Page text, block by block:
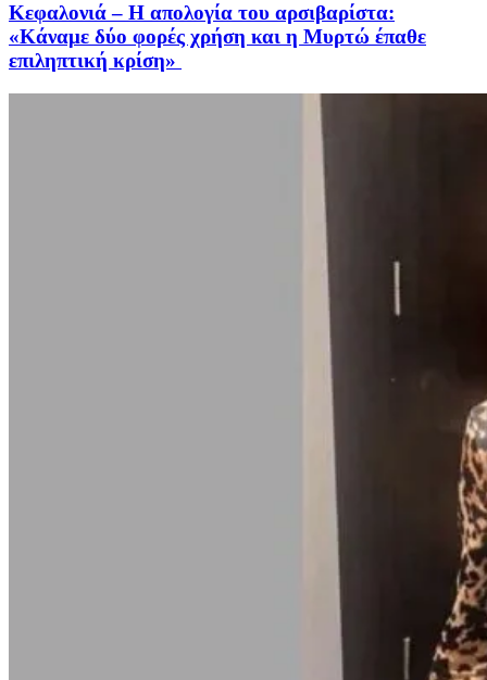
Κεφαλονιά – Η απολογία του αρσιβαρίστα:
«Κάναμε δύο φορές χρήση και η Μυρτώ έπαθε
επιληπτική κρίση»